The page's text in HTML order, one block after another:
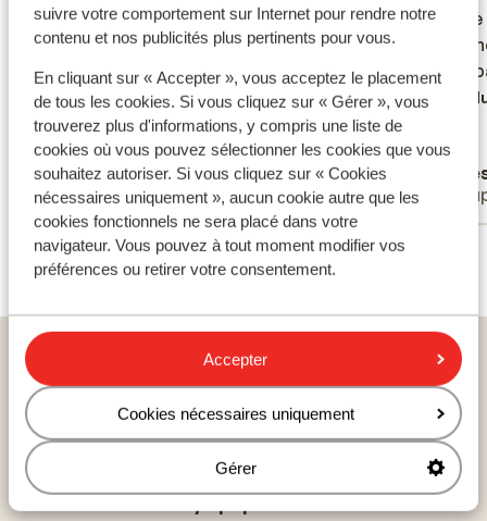
suivre votre comportement sur Internet pour rendre notre
contenu et nos publicités plus pertinents pour vous.
En cliquant sur « Accepter », vous acceptez le placement
de tous les cookies. Si vous cliquez sur « Gérer », vous
trouverez plus d'informations, y compris une liste de
cookies où vous pouvez sélectionner les cookies que vous
souhaitez autoriser. Si vous cliquez sur « Cookies
nécessaires uniquement », aucun cookie autre que les
cookies fonctionnels ne sera placé dans votre
navigateur. Vous pouvez à tout moment modifier vos
préférences ou retirer votre consentement.
Accepter
Cookies nécessaires uniquement
Gérer
Prima lokatie en hotel alleen jammer dat
jullie niet aangegeven hebben dat er
carnaval onder ons raam was tot 04.30uur
waardoor 4 nachten niet geslapen,anders
hadden we iets anders geboekt
Prima lokatie en hotel alleen jammer dat
jullie niet aangegeven hebben dat er
carnaval onder ons raam was tot 04.30uur
waardoor 4 nachten niet geslapen,anders
hadden we iets anders geboekt
Traduire en français (FR)
Aad Schaareman
Couples
Goede
Goede
Voir tous les 20 avis
Home Portugal
Sesimbra
Pays populaires